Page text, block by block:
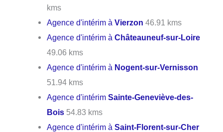
kms
Agence d'intérim àVierzon 46.91 kms
Agence d'intérim àChâteauneuf-sur-Loire
49.06 kms
Agence d'intérim à Nogent-sur-Vernisson
51.94 kms
Agence d'intérimSainte-Geneviève-des-
Bois 54.83 kms
Agence d'intérim àSaint-Florent-sur-Cher